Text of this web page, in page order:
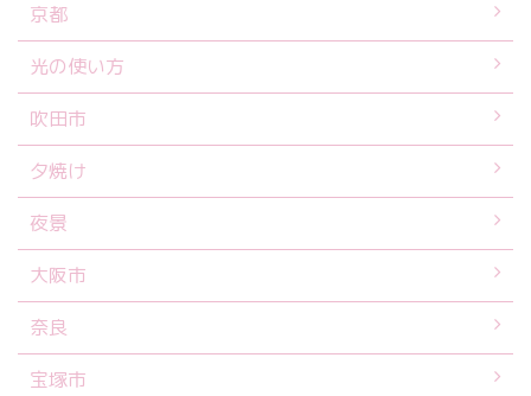
京都
光の使い方
吹田市
夕焼け
夜景
大阪市
奈良
宝塚市